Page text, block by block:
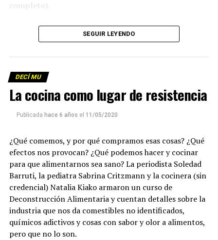
Descargar los archivos de audio:Bloque 1/Bloque 2
Descargar el programa
La reproducción de este programa es libre. Sólo tenés
que mandar un mail a
emitir todos los programas de Decí MU
SEGUIR LEYENDO
DECÍ MU
La cocina como lugar de resistencia
Publicada hace 6 años el 11/05/2020
¿Qué comemos, y por qué compramos esas cosas? ¿Qué
efectos nos provocan? ¿Qué podemos hacer y cocinar
para que alimentarnos sea sano? La periodista Soledad
Barruti, la pediatra Sabrina Critzmann y la cocinera (sin
credencial) Natalia Kiako armaron un curso de
Deconstrucción Alimentaria y cuentan detalles sobre la
industria que nos da comestibles no identificados,
químicos adictivos y cosas con sabor y olor a alimentos,
pero que no lo son.